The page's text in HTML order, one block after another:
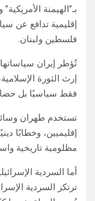
بـ”الهيمنة
إقليمية تدافع عن
فلسطين ولبنان.
تُؤطر إيران
إرث الثورة
فقط سياسيًا بل
تستخدم طهران
إقليميين، وخطابًا
مظلومية تاريخية
أما السردية
ترتكز السردية